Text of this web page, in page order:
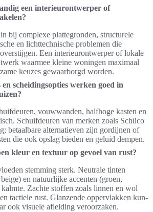
een interieurontwerper of
bij complexe plattegronden, structurele
en lichttechnische problemen die
Een interieurontwerper of lokale
waarmee kleine woningen maximaal
keuzes gewaarborgd worden.
scheidingsopties werken goed in
vouwwanden, halfhoge kasten en
Schuifdeuren van merken zoals Schüco
betaalbare alternatieven zijn gordijnen of
die ook opslag bieden en geluid dempen.
kleur en textuur op gevoel van rust?
stemming sterk. Neutrale tinten
en natuurlijke accenten (groen,
Zachte stoffen zoals linnen en wol
tactiele rust. Glanzende oppervlakken kun­
ook visuele afleiding veroorzaken.